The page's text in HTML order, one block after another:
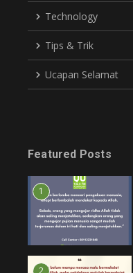
Technology
Tips & Trik
Ucapan Selamat
Featured Posts
1